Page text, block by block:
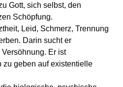
Gott, sich selbst, den
Schöpfung.
Leid, Schmerz, Trennung
Darin sucht er
Er ist
zu geben auf existentielle